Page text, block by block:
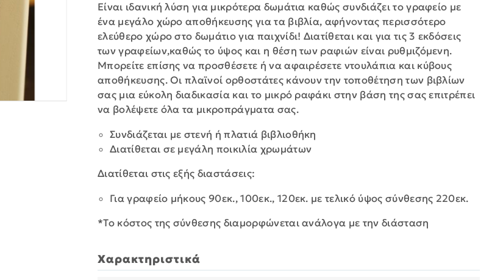
Είναι ιδανική λύση για μικρότερα δωμάτια καθώς συνδιάζει το γραφείο με
ένα μεγάλο χώρο αποθήκευσης για τα βιβλία, αφήνοντας περισσότερο
ελεύθερο χώρο στο δωμάτιο για παιχνίδι! Διατίθεται και για τις 3 εκδόσεις
των γραφείων,καθώς το ύψος και η θέση των ραφιών είναι ρυθμιζόμενη.
Μπορείτε επίσης να προσθέσετε ή να αφαιρέσετε ντουλάπια και κύβους
αποθήκευσης. Οι πλαϊνοί ορθοστάτες κάνουν την τοποθέτηση των βιβλίων
σας μια εύκολη διαδικασία και το μικρό ραφάκι στην βάση της σας επιτρέπει
να βολέψετε όλα τα μικροπράγματα σας.
Συνδιάζεται με στενή ή πλατιά βιβλιοθήκη
Διατίθεται σε μεγάλη ποικιλία χρωμάτων
Διατίθεται στις εξής διαστάσεις:
Για γραφείο μήκους 90εκ., 100εκ., 120εκ. με τελικό ύψος σύνθεσης 220εκ.
*To κόστος της σύνθεσης διαμορφώνεται ανάλογα με την διάσταση
Χαρακτηριστικά